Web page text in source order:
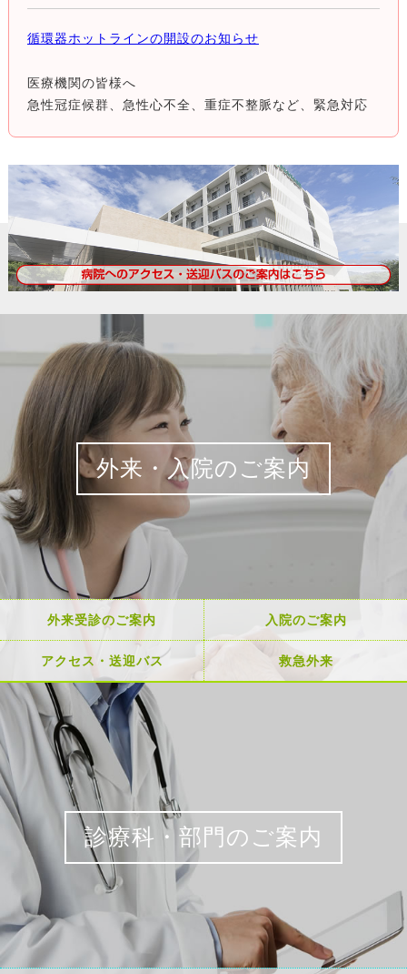
循環器ホットラインの開設のお知らせ
医療機関の皆様へ
急性冠症候群、急性心不全、重症不整脈など、緊急対応
循環器科の医師に直接つながります。
緊急心臓カテーテル検査 治療につきましては、日本心血
管インターベンション治療学会認定の専門医が実施致し
ます。
外来・入院のご案内
外来受診のご案内 入院のご案内
アクセス・送迎バス 救急外来
診療科・部門のご案内